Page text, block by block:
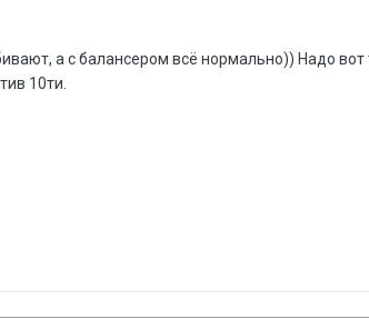
а с балансером всё нормально)) Надо вот
10ти.